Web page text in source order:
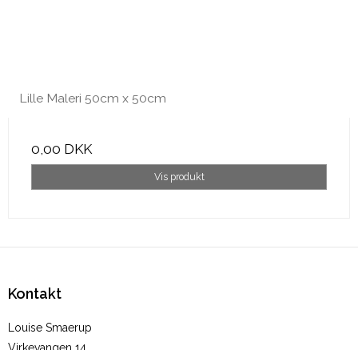
Lille Maleri 50cm x 50cm
0,00 DKK
Vis produkt
Kontakt
Louise Smaerup
Virkevangen 14